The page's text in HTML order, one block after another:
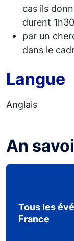
cas ils
durent
par un
dans le
Langue
Anglais
An
Tous les
France